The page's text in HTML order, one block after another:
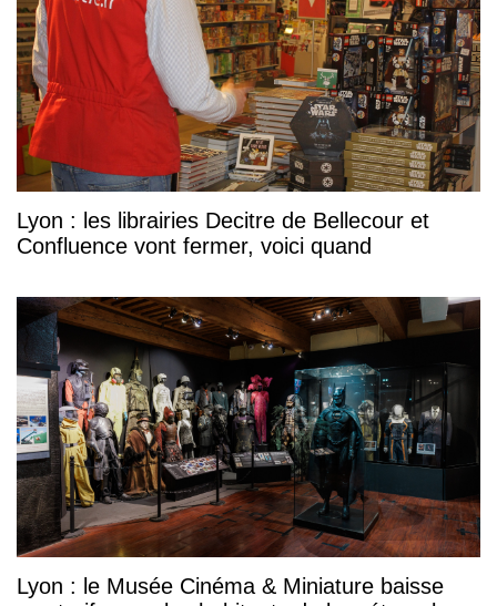
Lyon : les librairies Decitre de Bellecour et
Confluence vont fermer, voici quand
Lyon : le Musée Cinéma & Miniature baisse